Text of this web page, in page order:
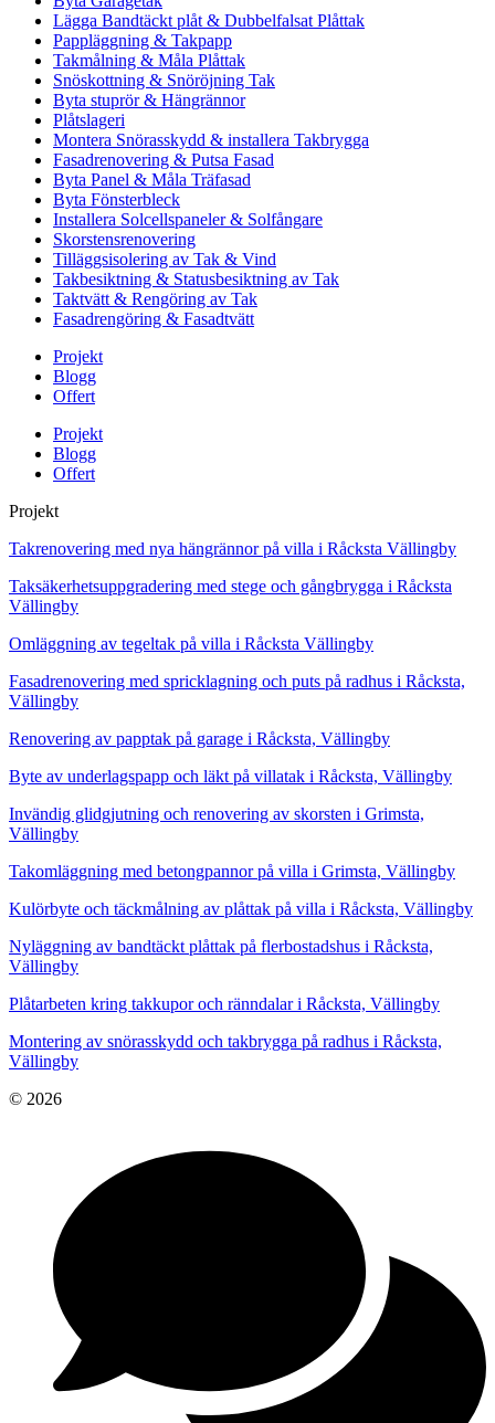
Lägga Bandtäckt plåt & Dubbelfalsat Plåttak
Pappläggning & Takpapp
Takmålning & Måla Plåttak
Snöskottning & Snöröjning Tak
Byta stuprör & Hängrännor
Plåtslageri
Montera Snörasskydd & installera Takbrygga
Fasadrenovering & Putsa Fasad
Byta Panel & Måla Träfasad
Byta Fönsterbleck
Installera Solcellspaneler & Solfångare
Skorstensrenovering
Tilläggsisolering av Tak & Vind
Takbesiktning & Statusbesiktning av Tak
Taktvätt & Rengöring av Tak
Fasadrengöring & Fasadtvätt
Projekt
Blogg
Offert
Projekt
Blogg
Offert
Projekt
Takrenovering med nya hängrännor på villa i Råcksta Vällingby
Taksäkerhetsuppgradering med stege och gångbrygga i Råcksta
Vällingby
Omläggning av tegeltak på villa i Råcksta Vällingby
Fasadrenovering med spricklagning och puts på radhus i Råcksta,
Vällingby
Renovering av papptak på garage i Råcksta, Vällingby
Byte av underlagspapp och läkt på villatak i Råcksta, Vällingby
Invändig glidgjutning och renovering av skorsten i Grimsta,
Vällingby
Takomläggning med betongpannor på villa i Grimsta, Vällingby
Kulörbyte och täckmålning av plåttak på villa i Råcksta, Vällingby
Nyläggning av bandtäckt plåttak på flerbostadshus i Råcksta,
Vällingby
Plåtarbeten kring takkupor och ränndalar i Råcksta, Vällingby
Montering av snörasskydd och takbrygga på radhus i Råcksta,
Vällingby
© 2026